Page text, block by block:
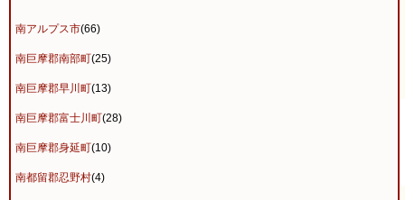
南アルプス市(66)
南巨摩郡南部町(25)
南巨摩郡早川町(13)
南巨摩郡富士川町(28)
南巨摩郡身延町(10)
南都留郡忍野村(4)